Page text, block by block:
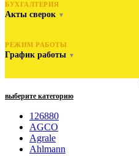
БУХГАЛТЕРИЯ
Акты сверок ▼
РЕЖИМ РАБОТЫ
График работы ▼
выберите категорию
126880
AGCO
Agrale
Ahlmann